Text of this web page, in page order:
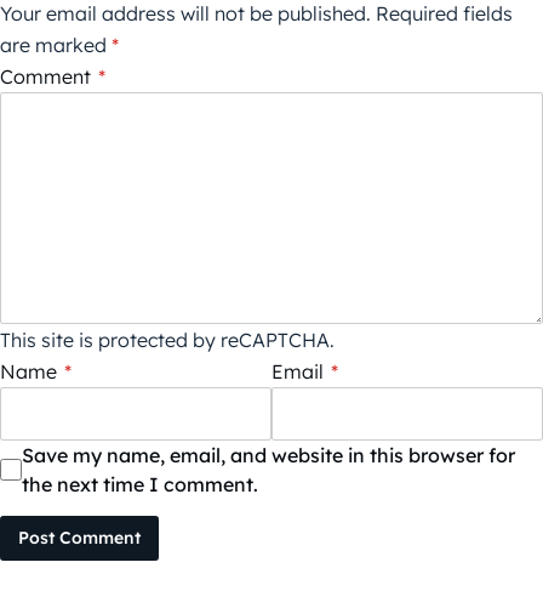
Your email address will not be published. Required fields
are marked *
Comment *
This site is protected by reCAPTCHA.
Name * Email *
Save my name, email, and website in this browser for
the next time I comment.
Post Comment